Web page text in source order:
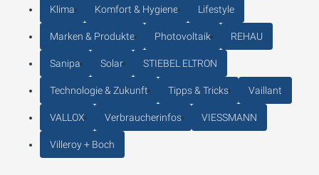
Klima Komfort & Hygiene Lifestyle
Marken & Produkte Photovoltaik REHAU
Sanipa Solar STIEBEL ELTRON
Technologie & Zukunft Tipps & Tricks Vaillant
VALLOX Verbraucherinfos VIESSMANN
Villeroy + Boch